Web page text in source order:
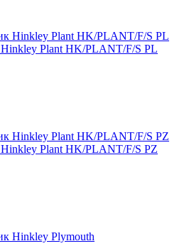
Plant HK/PLANT/F/S PL
Plant HK/PLANT/F/S PZ